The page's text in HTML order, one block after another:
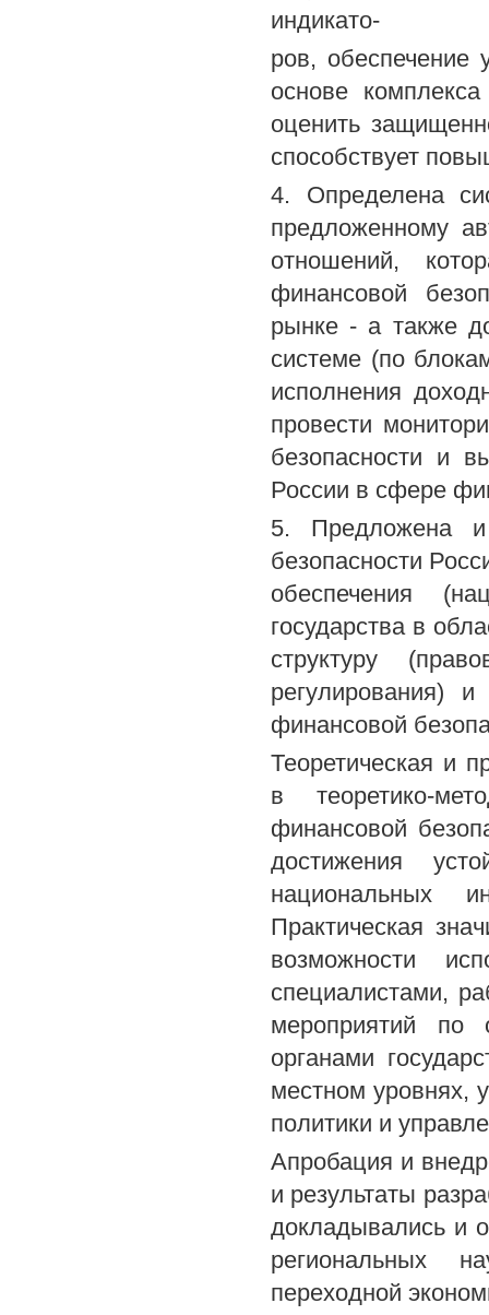
индикато-
ров, обеспечение
основе
оценить
способствует
4. Определена
предложенному
отношений,
финансовой
рынке - а также
системе (по
исполнения
провести
безопасности и
России в сфере
5. Предложена и
безопасности
обеспечения
государства в
структуру
регулирования)
финансовой
Теоретическая и
в теоретико-
финансовой
достижения
национальных
Практическая
возможности
специалистами,
мероприятий по
органами
местном уровнях,
политики и
Апробация и
и результаты
докладывались и
региональных
переходной